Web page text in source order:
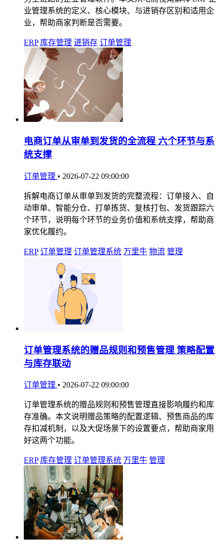
业管理系统的定义、核心模块、与进销存区别和适用企
业，帮助商家判断是否需要。
ERP 库存管理 进销存 订单管理
电商订单从审单到发货的全流程 六个环节与系
统支撑
订单管理 • 2026-07-22 09:00:00
拆解电商订单从审单到发货的完整流程：订单接入、自
动审单、智能分仓、打单拣货、复核打包、发货跟踪六
个环节，说明每个环节的业务价值和系统支撑，帮助商
家优化履约。
ERP 订单管理 订单管理系统 万里牛 物流 管理
订单管理系统的赠品规则和预售管理 策略配置
与库存联动
订单管理 • 2026-07-22 09:00:00
订单管理系统的赠品规则和预售管理直接影响履约和库
存准确。本文说明赠品策略的配置逻辑、预售商品的库
存扣减机制，以及大促场景下的设置要点，帮助商家用
好这两个功能。
ERP 库存管理 订单管理系统 万里牛 管理